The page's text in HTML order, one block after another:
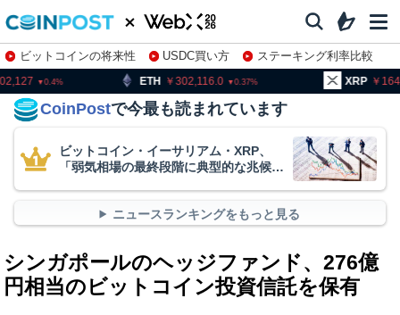
ビットコインの将来性 USDC買い方
ステーキング利率比較
株特集・関連銘柄
302,116.0 XRP 164.19
CoinPostで今最も読まれています
ビットコイン・イーサリアム・XRP、
「弱気相場の最終段階に典型的な兆候」
ニュースランキングをもっと見る
シンガポールのヘッジファンド、276億
円相当のビットコイン投資信託を保有